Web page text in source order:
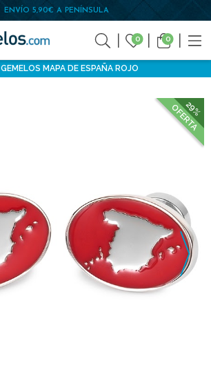
ENVÍO 5,90€ A PENÍNSULA
0 0
GEMELOS MAPA DE ESPAÑA ROJO
29%
OFERTA